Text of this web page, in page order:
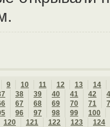
9 10 11 12 13
14
38 39 40 41 42
67 68 69 70 71
96 97 98 99
100
120 121 122 123
124